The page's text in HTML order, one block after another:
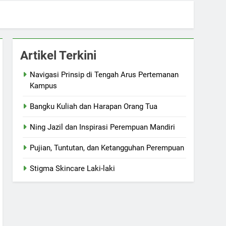
Artikel Terkini
Navigasi Prinsip di Tengah Arus Pertemanan
Kampus
Bangku Kuliah dan Harapan Orang Tua
Ning Jazil dan Inspirasi Perempuan Mandiri
Pujian, Tuntutan, dan Ketangguhan Perempuan
Stigma Skincare Laki-laki